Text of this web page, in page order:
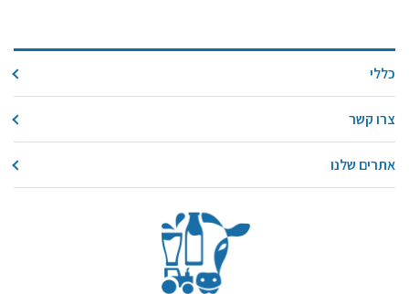
כללי
צרו קשר
אתרים שלנו